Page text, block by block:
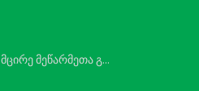
მეწარმეთა გ...